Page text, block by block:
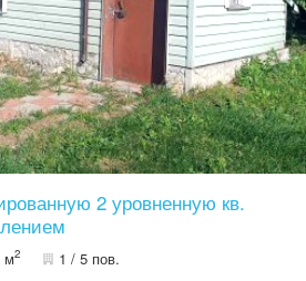
2 уровненную кв.
м2 1 / 5 пов.